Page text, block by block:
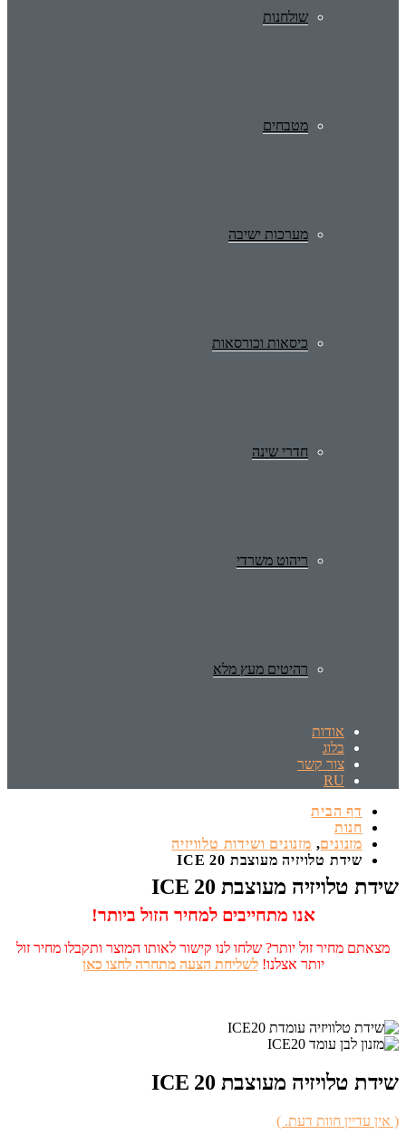
שולחנות
מטבחים
מערכות ישיבה
כיסאות וכורסאות
חדרי שינה
ריהוט משרדי
רהיטים מעץ מלא
אודות
בלוג
צור קשר
RU
דף הבית
חנות
מזנונים, מזנונים ושידות טלוויזיה
שידת טלויזיה מעוצבת ICE 20
שידת טלויזיה מעוצבת ICE 20
אנו מתחייבים למחיר הזול ביותר!
מצאתם מחיר זול יותר? שלחו לנו קישור לאותו המוצר ותקבלו מחיר זול
יותר אצלנו!לשליחת הצעה מתחרה לחצו כאן
שידת טלויזיה מעוצבת ICE 20
( אין עדיין חוות דעת. )